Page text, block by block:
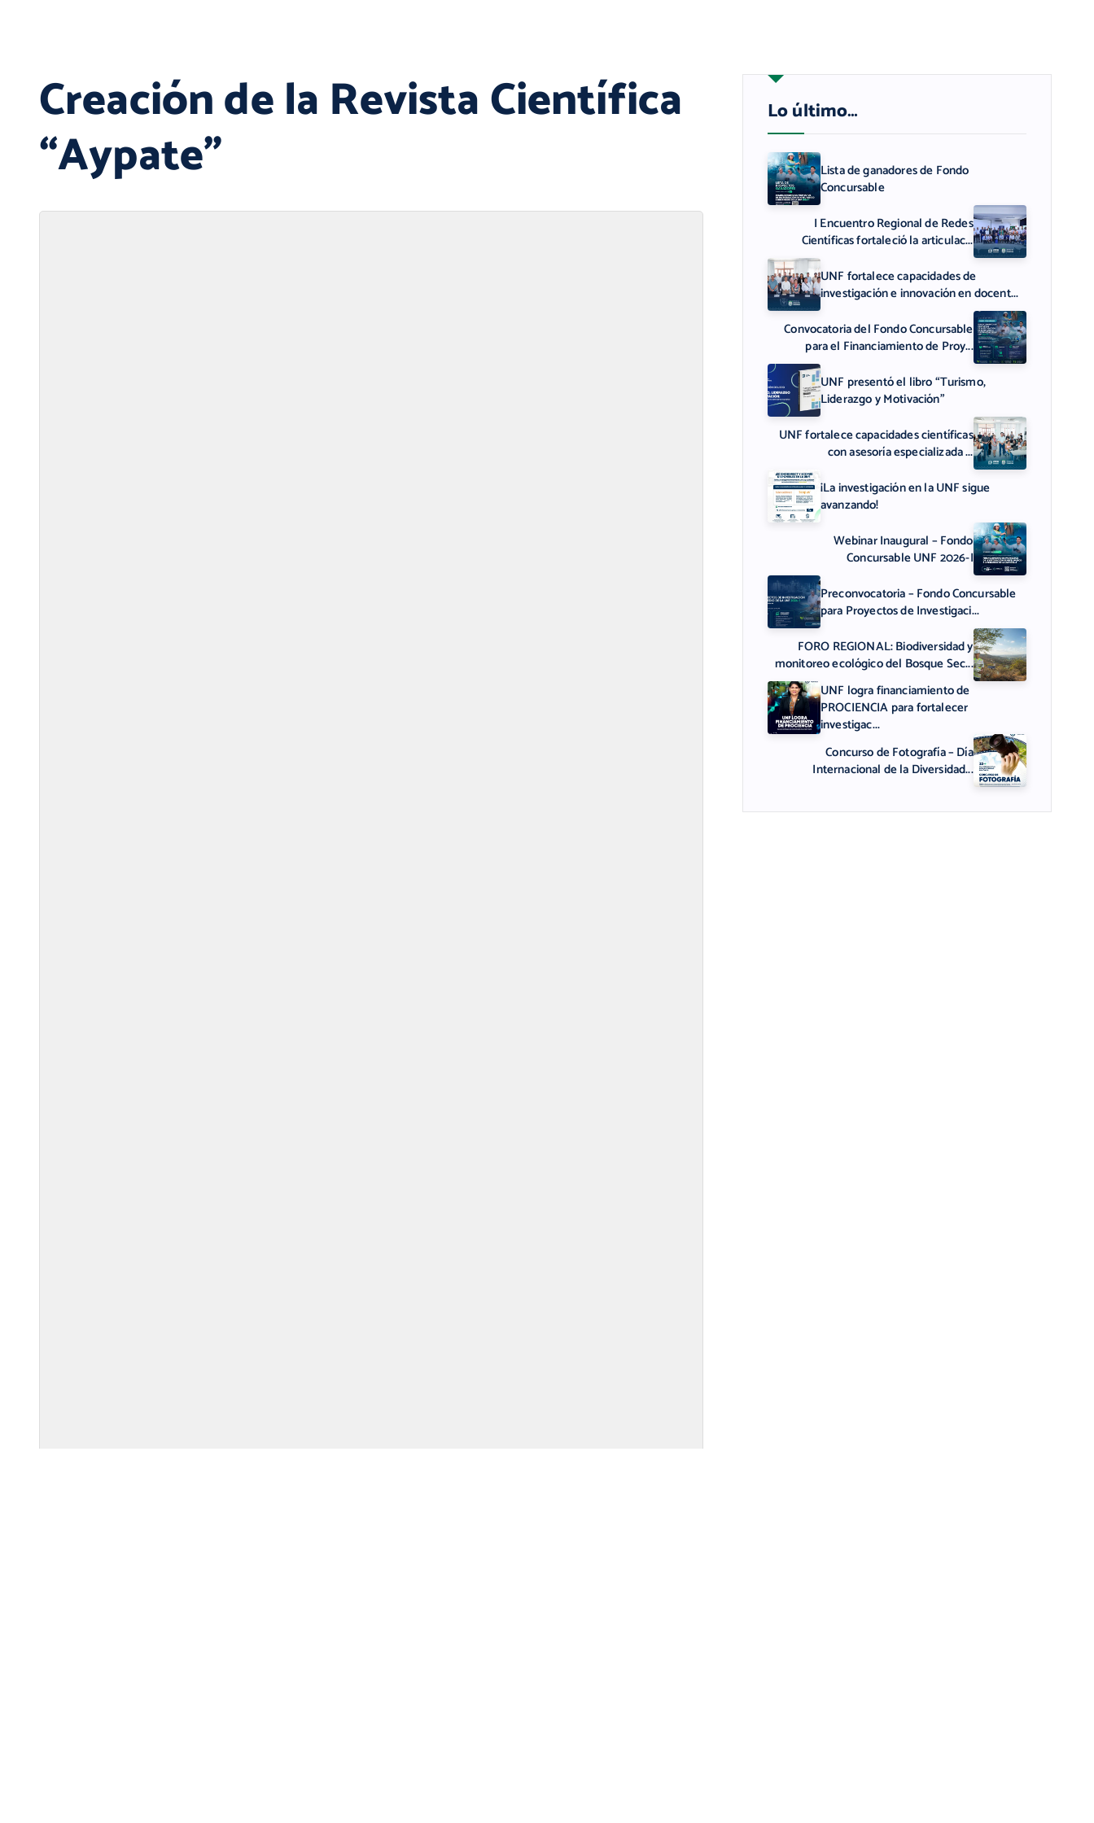
Creación de la Revista Científica
“Aypate”
Lo último…
Lista de ganadores de Fondo
Concursable
I Encuentro Regional de Redes
Científicas fortaleció la articulac...
UNF fortalece capacidades de
investigación e innovación en docent...
Convocatoria del Fondo Concursable
para el Financiamiento de Proy...
UNF presentó el libro “Turismo,
Liderazgo y Motivación”
UNF fortalece capacidades científicas
con asesoría especializada ...
¡La investigación en la UNF sigue
avanzando!
Webinar Inaugural – Fondo
Concursable UNF 2026-I
Preconvocatoria – Fondo Concursable
para Proyectos de Investigaci...
FORO REGIONAL: Biodiversidad y
monitoreo ecológico del Bosque Sec...
UNF logra financiamiento de
PROCIENCIA para fortalecer
investigac...
Concurso de Fotografía – Día
Internacional de la Diversidad...